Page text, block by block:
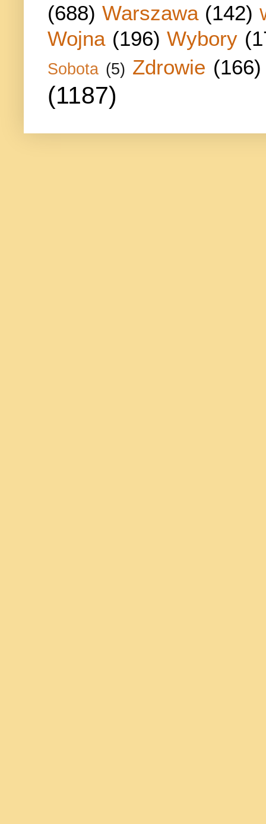
(688) Warszawa (142)
Wojna (196) Wybory
Sobota (5) Zdrowie (166)
(1187)